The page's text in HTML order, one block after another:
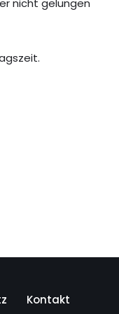
nicht gelungen
Kontakt